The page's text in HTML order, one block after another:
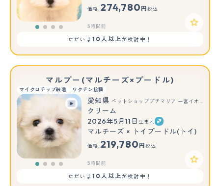
価格: 274,780 円 税込
5時間前
ただいま 10人以上が検討中！
マルプー(マルチーズ×プードル)
マイクロチップ装着 ワクチン接種
愛知県 ペットショッププチマリア 一宮イオンモール木曽川キリオ店
クリーム
2026年5月11日 生まれ
マルチーズ × トイプードル(トイ)
価格: 219,780 円 税込
5時間前
ただいま 10人以上が検討中！